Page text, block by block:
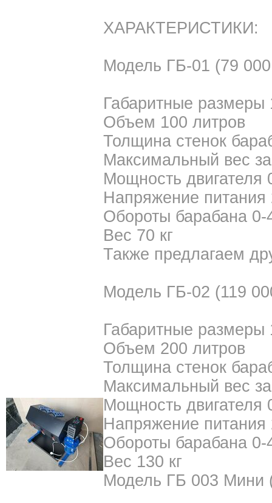
ХАРАКТЕРИСТИКИ:
Модель ГБ-01 (79
Габаритные
Объем 100 литров
Толщина стенок
Максимальный вес
Мощность двигателя
Напряжение питания
Обороты барабана
Вес 70 кг
Также предлагаем
Модель ГБ-02 (119
Габаритные
Объем 200 литров
Толщина стенок
Максимальный вес
Мощность двигателя
Напряжение питания
Обороты барабана
Вес 130 кг
Модель ГБ 003 Мини